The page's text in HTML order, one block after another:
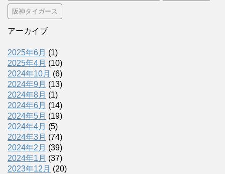
阪神タイガース
アーカイブ
2025年6月 (1)
2025年4月 (10)
2024年10月 (6)
2024年9月 (13)
2024年8月 (1)
2024年6月 (14)
2024年5月 (19)
2024年4月 (5)
2024年3月 (74)
2024年2月 (39)
2024年1月 (37)
2023年12月 (20)